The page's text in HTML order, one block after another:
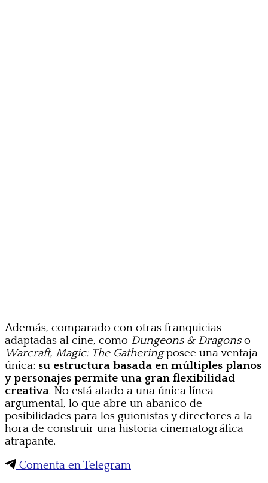
Además, comparado con otras franquicias
adaptadas al cine, como Dungeons & Dragonso
Warcraft, Magic: The Gatheringposee una ventaja
única: su estructura basada en múltiples planos
y personajes permite una gran flexibilidad
creativa. No está atado a una única línea
argumental, lo que abre un abanico de
posibilidades para los guionistas y directores a la
hora de construir una historia cinematográfica
atrapante.
Comenta en Telegram